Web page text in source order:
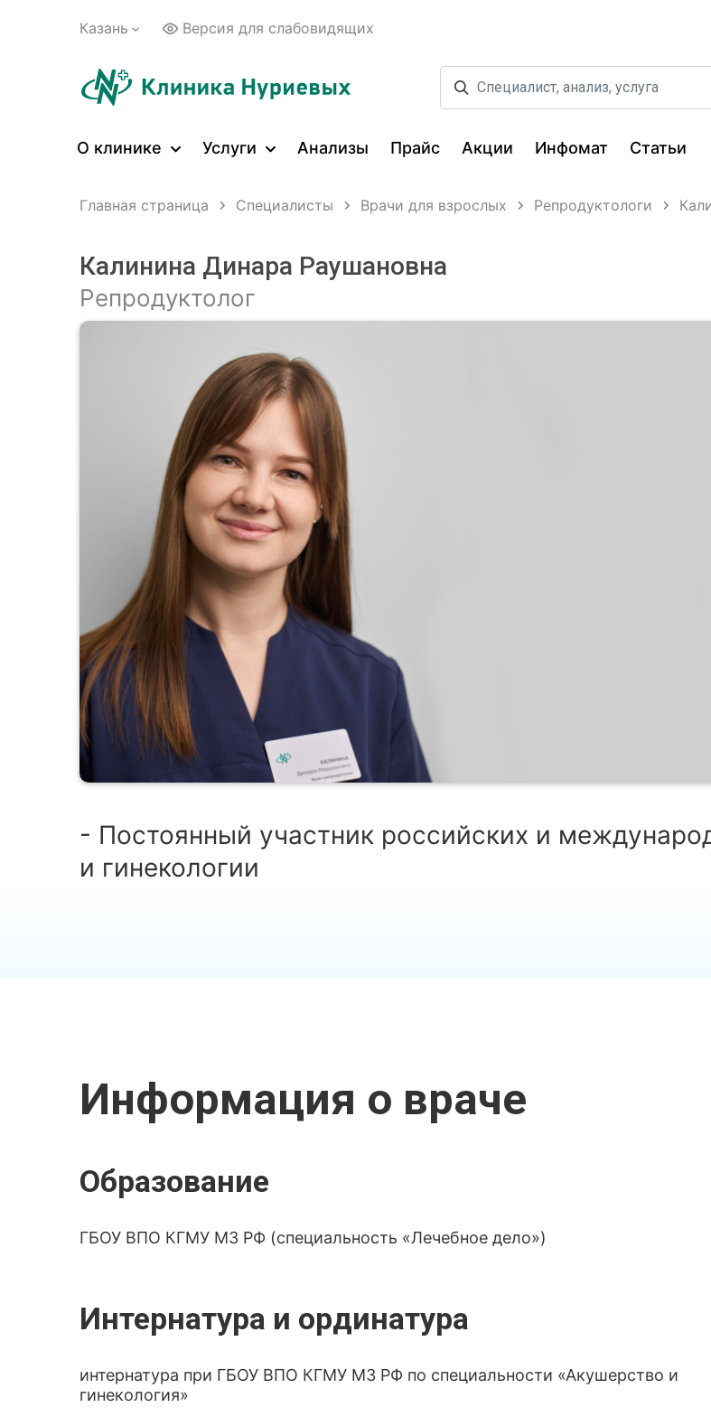
Казань Версия для слабовидящих
О клинике Услуги Анализы Прайс Акции Инфомат Статьи
Главная страница Специалисты Врачи для взрослых Репродуктологи
Калинина Динара Раушановна
Репродуктолог
- Постоянный участник российских и
и гинекологии
Информация о враче
Образование
ГБОУ ВПО КГМУ МЗ РФ (специальность «Лечебное дело»)
Интернатура и ординатура
интернатура при ГБОУ ВПО КГМУ МЗ РФ по специальности «Акушерство и
гинекология»